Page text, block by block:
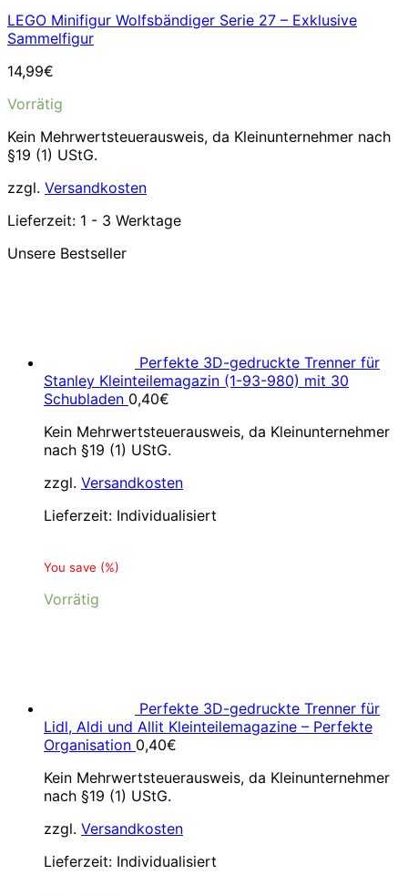
LEGO Minifigur Wolfsbändiger Serie 27 – Exklusive
Sammelfigur
14,99€
Vorrätig
Kein Mehrwertsteuerausweis, da Kleinunternehmer nach
§19 (1) UStG.
zzgl. Versandkosten
Lieferzeit: 1 - 3 Werktage
Unsere Bestseller
Perfekte 3D-gedruckte Trenner für
Stanley Kleinteilemagazin (1-93-980) mit 30
Schubladen 0,40€
Kein Mehrwertsteuerausweis, da Kleinunternehmer
nach §19 (1) UStG.
zzgl. Versandkosten
Lieferzeit: Individualisiert
You save (%)
Vorrätig
Perfekte 3D-gedruckte Trenner für
Lidl, Aldi und Allit Kleinteilemagazine – Perfekte
Organisation 0,40€
Kein Mehrwertsteuerausweis, da Kleinunternehmer
nach §19 (1) UStG.
zzgl. Versandkosten
Lieferzeit: Individualisiert